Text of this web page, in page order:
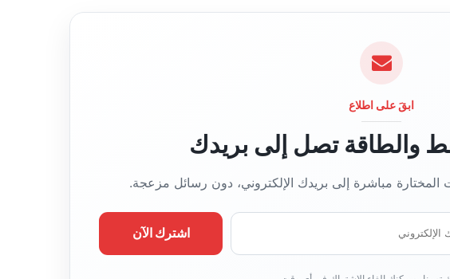
ابقَ على اطلاع
والطاقة تصل إلى بريدك
المختارة مباشرة إلى بريدك الإلكتروني، دون رسائل مزعجة.